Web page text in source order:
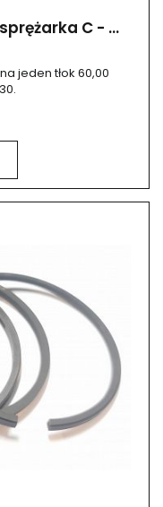
C - ...
jeden tłok 60,00